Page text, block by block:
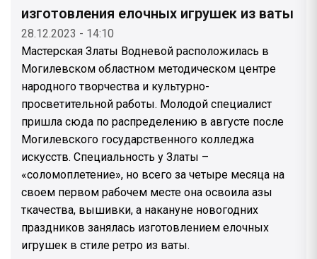
изготовления елочных игрушек из ваты
28.12.2023 - 14:10
Мастерская Златы Водневой расположилась в
Могилевском областном методическом центре
народного творчества и культурно-
просветительной работы. Молодой специалист
пришла сюда по распределению в августе после
Могилевского государственного колледжа
искусств. Специальность у Златы –
«соломоплетение», но всего за четыре месяца на
своем первом рабочем месте она освоила азы
ткачества, вышивки, а накануне новогодних
праздников занялась изготовлением елочных
игрушек в стиле ретро из ваты.